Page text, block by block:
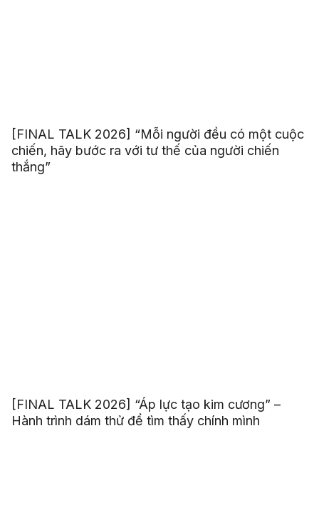
[FINAL TALK 2026] “Mỗi người đều có một cuộc
chiến, hãy bước ra với tư thế của người chiến
thắng”
[FINAL TALK 2026] “Áp lực tạo kim cương” –
Hành trình dám thử để tìm thấy chính mình